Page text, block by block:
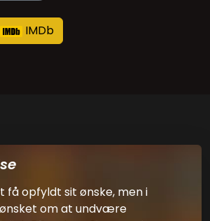
IMDb
få opfyldt sit ønske, men i
om at undvære